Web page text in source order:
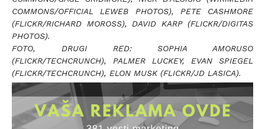
COMMONS/OFFICIAL LEWEB PHOTOS), PETE CASHMORE
(FLICKR/RICHARD MOROSS), DAVID KARP (FLICKR/DIGITAS
PHOTOS).
FOTO, DRUGI RED: SOPHIA AMORUSO
(FLICKR/TECHCRUNCH), PALMER LUCKEY, EVAN SPIEGEL
(FLICKR/TECHCRUNCH), ELON MUSK (FLICKR/JD LASICA).